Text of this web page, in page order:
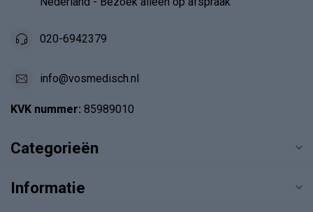
020-6942379
info@vosmedisch.nl
KVK nummer: 85989010
Categorieën
Informatie